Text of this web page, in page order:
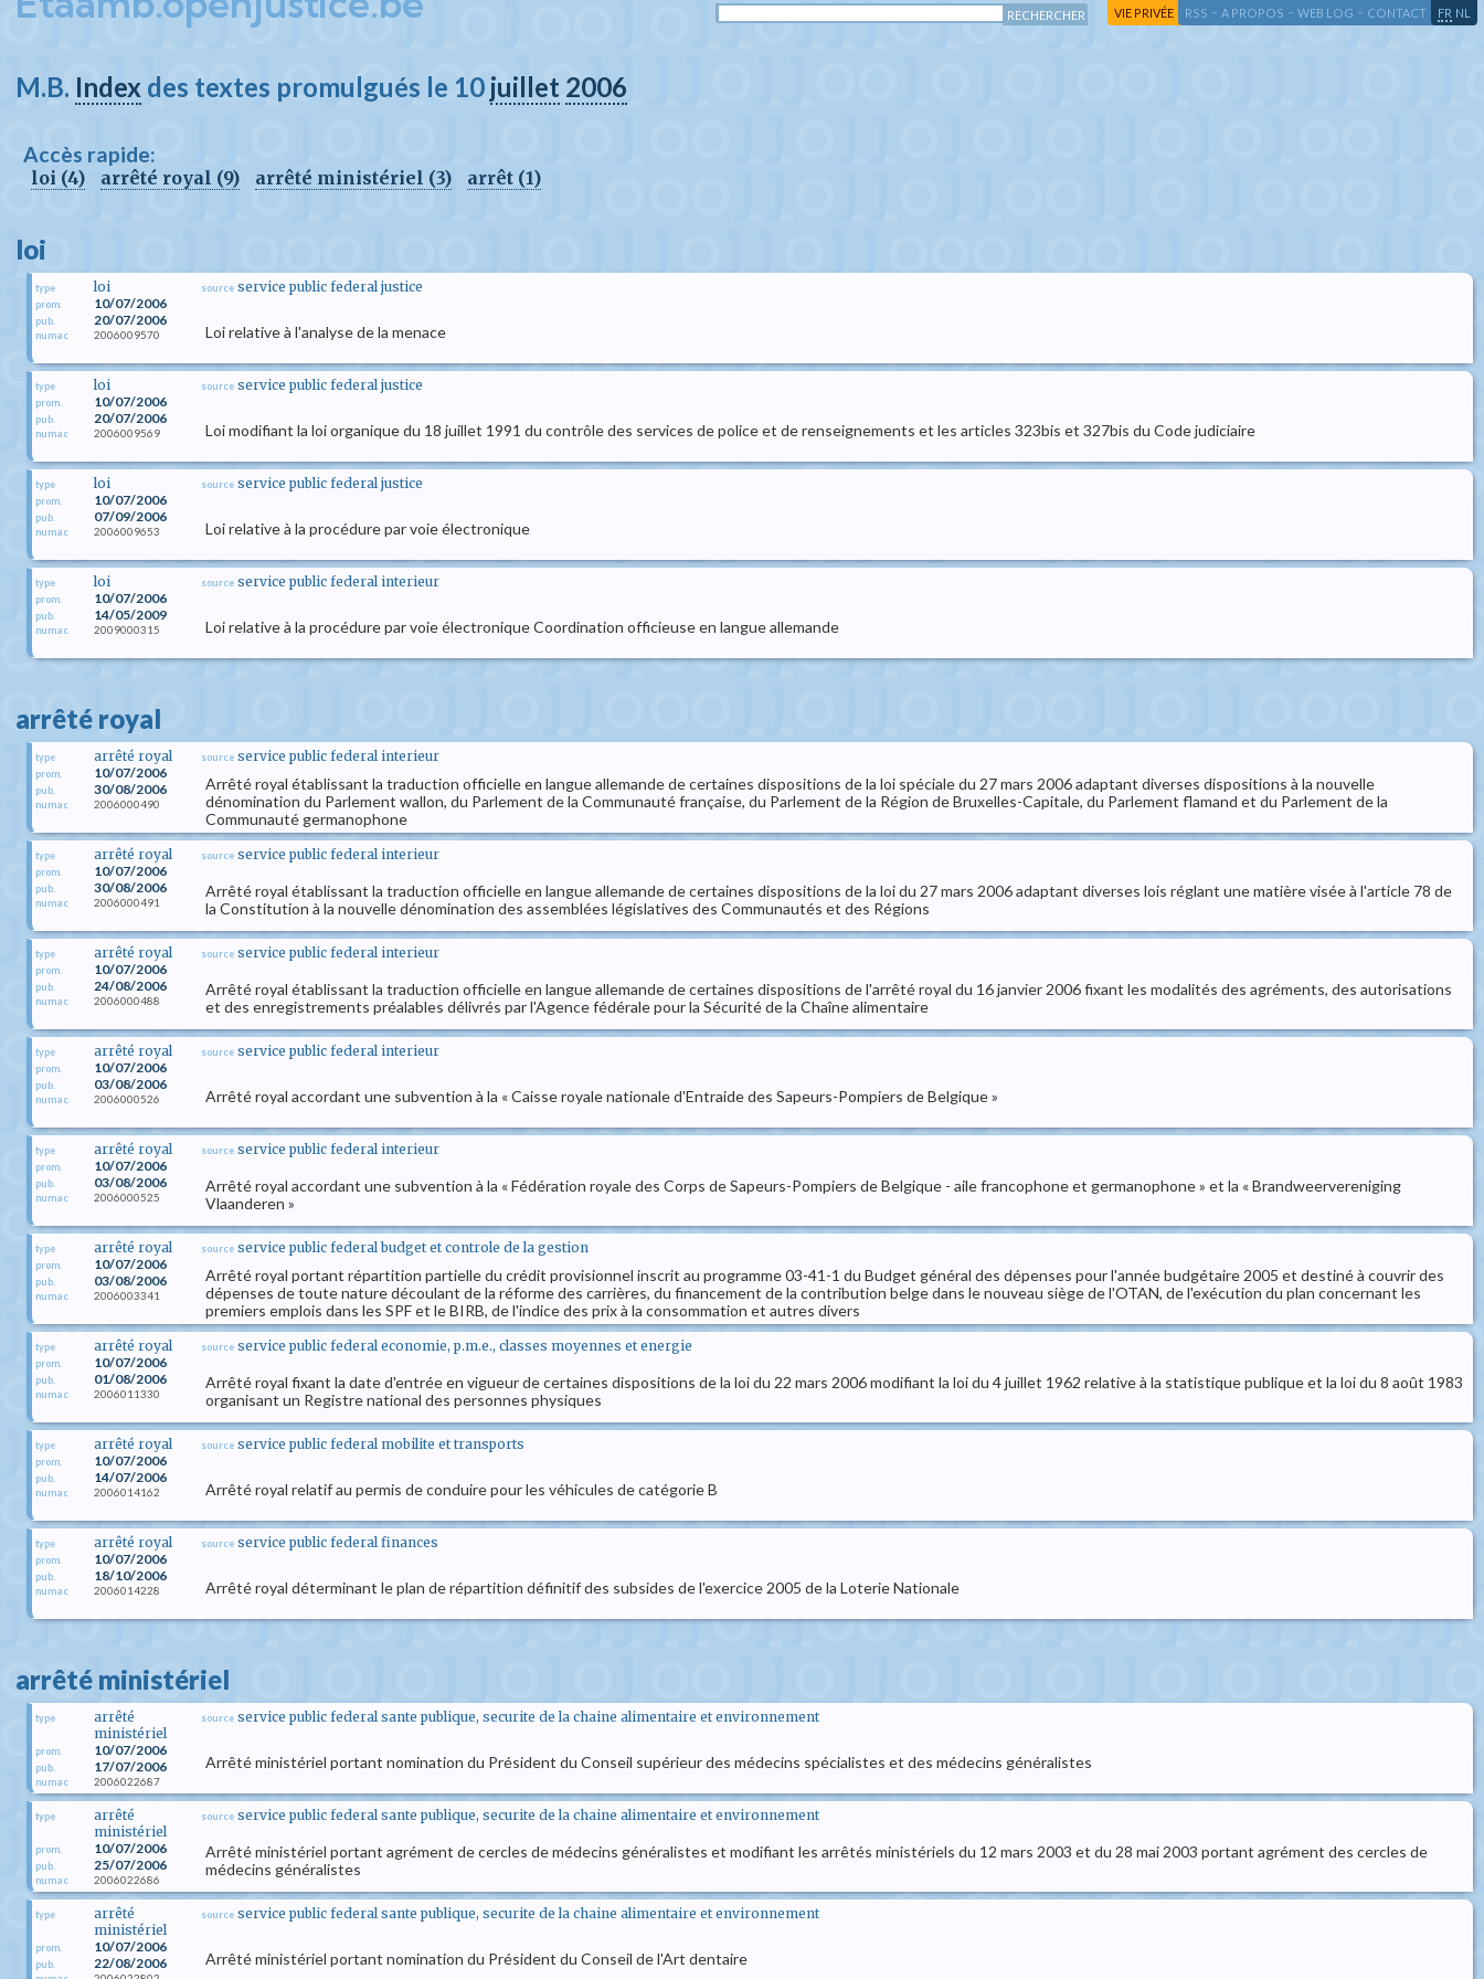
VIE PRIVÉE RSS - A PROPOS - WEB LOG - CONTACT FR NL
M.B. Index des textes promulgués le 10 juillet 2006
Accès rapide:
loi (4) arrêté royal (9) arrêté ministériel (3) arrêt (1)
loi
type loi
prom. 10/07/2006
pub. 20/07/2006
numac 2006009570
source service public federal justice
Loi relative à l'analyse de la menace
type loi
prom. 10/07/2006
pub. 20/07/2006
numac 2006009569
source service public federal justice
Loi modifiant la loi organique du 18 juillet 1991 du contrôle des services de police et de renseignements et les articles 323bis et 327bis du Code judiciaire
type loi
prom. 10/07/2006
pub. 07/09/2006
numac 2006009653
source service public federal justice
Loi relative à la procédure par voie électronique
type loi
prom. 10/07/2006
pub. 14/05/2009
numac 2009000315
source service public federal interieur
Loi relative à la procédure par voie électronique Coordination officieuse en langue allemande
arrêté royal
type arrêté royal
prom. 10/07/2006
pub. 30/08/2006
numac 2006000490
source service public federal interieur
Arrêté royal établissant la traduction officielle en langue allemande de certaines dispositions de la loi spéciale du 27 mars 2006 adaptant diverses dispositions à la nouvelle
dénomination du Parlement wallon, du Parlement de la Communauté française, du Parlement de la Région de Bruxelles-Capitale, du Parlement flamand et du Parlement de la
Communauté germanophone
type arrêté royal
prom. 10/07/2006
pub. 30/08/2006
numac 2006000491
source service public federal interieur
Arrêté royal établissant la traduction officielle en langue allemande de certaines dispositions de la loi du 27 mars 2006 adaptant diverses lois réglant une matière visée à l'article 78 de
la Constitution à la nouvelle dénomination des assemblées législatives des Communautés et des Régions
type arrêté royal
prom. 10/07/2006
pub. 24/08/2006
numac 2006000488
source service public federal interieur
Arrêté royal établissant la traduction officielle en langue allemande de certaines dispositions de l'arrêté royal du 16 janvier 2006 fixant les modalités des agréments, des autorisations
et des enregistrements préalables délivrés par l'Agence fédérale pour la Sécurité de la Chaîne alimentaire
type arrêté royal
prom. 10/07/2006
pub. 03/08/2006
numac 2006000526
source service public federal interieur
Arrêté royal accordant une subvention à la « Caisse royale nationale d'Entraide des Sapeurs-Pompiers de Belgique »
type arrêté royal
prom. 10/07/2006
pub. 03/08/2006
numac 2006000525
source service public federal interieur
Arrêté royal accordant une subvention à la « Fédération royale des Corps de Sapeurs-Pompiers de Belgique - aile francophone et germanophone » et la « Brandweervereniging
Vlaanderen »
type arrêté royal
prom. 10/07/2006
pub. 03/08/2006
numac 2006003341
source service public federal budget et controle de la gestion
Arrêté royal portant répartition partielle du crédit provisionnel inscrit au programme 03-41-1 du Budget général des dépenses pour l'année budgétaire 2005 et destiné à couvrir des
dépenses de toute nature découlant de la réforme des carrières, du financement de la contribution belge dans le nouveau siège de l'OTAN, de l'exécution du plan concernant les
premiers emplois dans les SPF et le BIRB, de l'indice des prix à la consommation et autres divers
type arrêté royal
prom. 10/07/2006
pub. 01/08/2006
numac 2006011330
source service public federal economie, p.m.e., classes moyennes et energie
Arrêté royal fixant la date d'entrée en vigueur de certaines dispositions de la loi du 22 mars 2006 modifiant la loi du 4 juillet 1962 relative à la statistique publique et la loi du 8 août 1983
organisant un Registre national des personnes physiques
type arrêté royal
prom. 10/07/2006
pub. 14/07/2006
numac 2006014162
source service public federal mobilite et transports
Arrêté royal relatif au permis de conduire pour les véhicules de catégorie B
type arrêté royal
prom. 10/07/2006
pub. 18/10/2006
numac 2006014228
source service public federal finances
Arrêté royal déterminant le plan de répartition définitif des subsides de l'exercice 2005 de la Loterie Nationale
arrêté ministériel
type
arrêté
ministériel
prom. 10/07/2006
pub. 17/07/2006
numac 2006022687
source service public federal sante publique, securite de la chaine alimentaire et environnement
Arrêté ministériel portant nomination du Président du Conseil supérieur des médecins spécialistes et des médecins généralistes
type
arrêté
ministériel
prom. 10/07/2006
pub. 25/07/2006
numac 2006022686
source service public federal sante publique, securite de la chaine alimentaire et environnement
Arrêté ministériel portant agrément de cercles de médecins généralistes et modifiant les arrêtés ministériels du 12 mars 2003 et du 28 mai 2003 portant agrément des cercles de
médecins généralistes
type
arrêté
ministériel
prom. 10/07/2006
pub. 22/08/2006
source service public federal sante publique, securite de la chaine alimentaire et environnement
Arrêté ministériel portant nomination du Président du Conseil de l'Art dentaire